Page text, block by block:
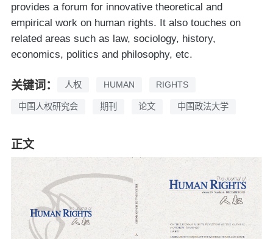
provides a forum for innovative theoretical and
empirical work on human rights. It also touches on
related areas such as law, sociology, history,
economics, politics and philosophy, etc.
关键词： 人权 HUMAN RIGHTS
中国人权研究会 期刊 论文 中国政法大学
正文